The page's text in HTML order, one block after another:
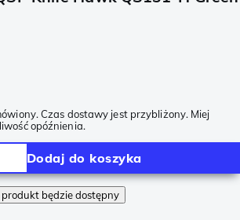
Czas dostawy jest przybliżony. Miej
opóźnienia.
Dodaj do koszyka
będzie dostępny